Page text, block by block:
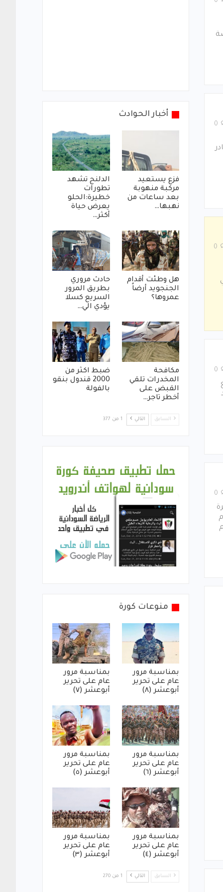
أخبار الحوادث
فزع يستعيد
مركبة منهوبة
بعد ساعات من
نهبها…
الدلنج تشهد
تطورات
خطيرة:الحلو
يعرض حياة
أكثر…
هل وطئت أقدام
الجنجويد أرضاً
عمروها؟
حادث مروري
بطريق المرور
السريع كسلا
يؤدي الي…
مكافحة
المخدرات تلقي
القبض على
أخطر تاجر…
ضبط اكثر من
2000 قندول بنقو
بالفولة
السابق التالي 1 من 377
منوعات كورة
بمناسبة مرور
عام على تحرير
أبوعشر (٨)
بمناسبة مرور
عام على تحرير
أبوعشر (٧)
بمناسبة مرور
عام على تحرير
أبوعشر (٦)
بمناسبة مرور
عام على تحرير
أبوعشر (٥)
بمناسبة مرور
عام على تحرير
أبوعشر (٤)
بمناسبة مرور
عام على تحرير
أبوعشر (٣)
السابق التالي 1 من 270